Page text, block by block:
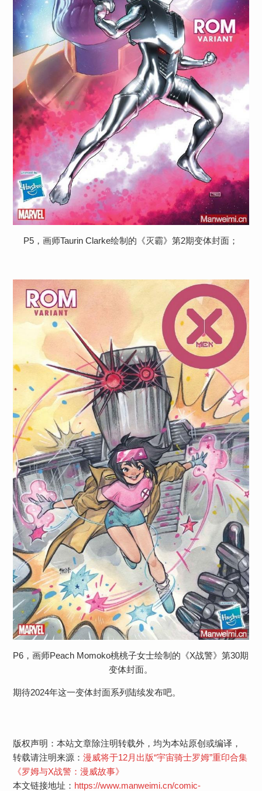
P5，画师Taurin Clarke绘制的《灭霸》第2期变体封面；
P6，画师Peach Momoko桃桃子女士绘制的《X战警》第30期
变体封面。
期待2024年这一变体封面系列陆续发布吧。
版权声明：本站文章除注明转载外，均为本站原创或编译，
转载请注明来源： 漫威将于12月出版“宇宙骑士罗姆”重印合集
《罗姆与X战警：漫威故事》
本文链接地址： https://www.manweimi.cn/comic-